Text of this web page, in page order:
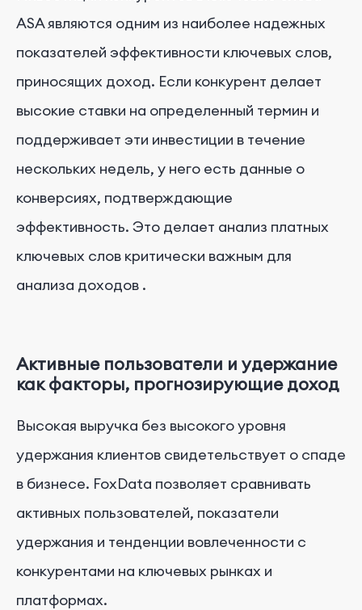
ASA являются одним из наиболее надежных
показателей эффективности ключевых слов,
приносящих доход. Если конкурент делает
высокие ставки на определенный термин и
поддерживает эти инвестиции в течение
нескольких недель, у него есть данные о
конверсиях, подтверждающие
эффективность. Это делает анализ платных
ключевых слов критически важным для
анализа доходов .
Активные пользователи и удержание
как факторы, прогнозирующие доход
Высокая выручка без высокого уровня
удержания клиентов свидетельствует о спаде
в бизнесе. FoxData позволяет сравнивать
активных пользователей, показатели
удержания и тенденции вовлеченности с
конкурентами на ключевых рынках и
платформах.